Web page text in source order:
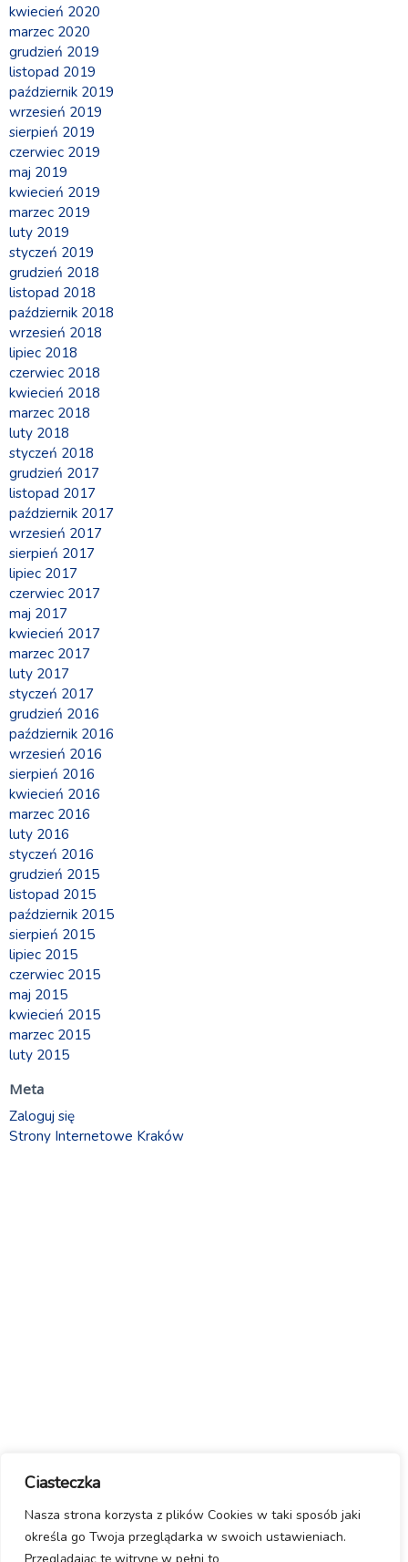
Ciasteczka
Nasza strona korzysta z plików Cookies w taki sposób jaki
określa go Twoja przeglądarka w swoich ustawieniach.
kwiecień 2020
marzec 2020
grudzień 2019
listopad 2019
październik 2019
wrzesień 2019
sierpień 2019
czerwiec 2019
maj 2019
kwiecień 2019
marzec 2019
luty 2019
styczeń 2019
grudzień 2018
listopad 2018
październik 2018
wrzesień 2018
lipiec 2018
czerwiec 2018
kwiecień 2018
marzec 2018
luty 2018
styczeń 2018
grudzień 2017
listopad 2017
październik 2017
wrzesień 2017
sierpień 2017
lipiec 2017
czerwiec 2017
maj 2017
kwiecień 2017
marzec 2017
luty 2017
styczeń 2017
grudzień 2016
październik 2016
wrzesień 2016
sierpień 2016
kwiecień 2016
marzec 2016
luty 2016
styczeń 2016
grudzień 2015
listopad 2015
październik 2015
sierpień 2015
lipiec 2015
czerwiec 2015
maj 2015
kwiecień 2015
marzec 2015
luty 2015
Meta
Zaloguj się
Strony Internetowe Kraków